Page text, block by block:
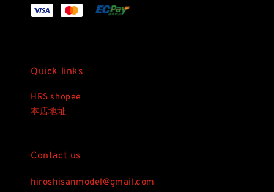
Quick links
HRS shopee
本店地址
Contact us
hiroshisanmodel@gmail.com